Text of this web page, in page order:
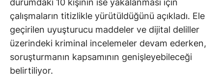
çalışmaların titizlikle yürütüldüğünü açıkladı. Ele
geçirilen uyuşturucu maddeler ve dijital deliller
üzerindeki kriminal incelemeler devam ederken,
soruşturmanın kapsamının genişleyebileceği
belirtiliyor.